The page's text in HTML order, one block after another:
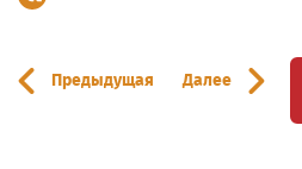
Предыдущая Далее